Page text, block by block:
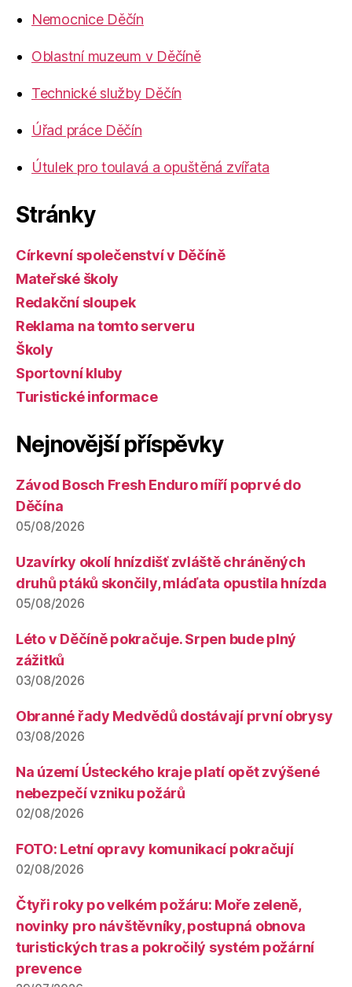
Nemocnice Děčín
Oblastní muzeum v Děčíně
Technické služby Děčín
Úřad práce Děčín
Útulek pro toulavá a opuštěná zvířata
Stránky
Církevní společenství v Děčíně
Mateřské školy
Redakční sloupek
Reklama na tomto serveru
Školy
Sportovní kluby
Turistické informace
Nejnovější příspěvky
Závod Bosch Fresh Enduro míří poprvé do
Děčína
05/08/2026
Uzavírky okolí hnízdišť zvláště chráněných
druhů ptáků skončily, mláďata opustila hnízda
05/08/2026
Léto v Děčíně pokračuje. Srpen bude plný
zážitků
03/08/2026
Obranné řady Medvědů dostávají první obrysy
03/08/2026
Na území Ústeckého kraje platí opět zvýšené
nebezpečí vzniku požárů
02/08/2026
FOTO: Letní opravy komunikací pokračují
02/08/2026
Čtyři roky po velkém požáru: Moře zeleně,
novinky pro návštěvníky, postupná obnova
turistických tras a pokročilý systém požární
prevence